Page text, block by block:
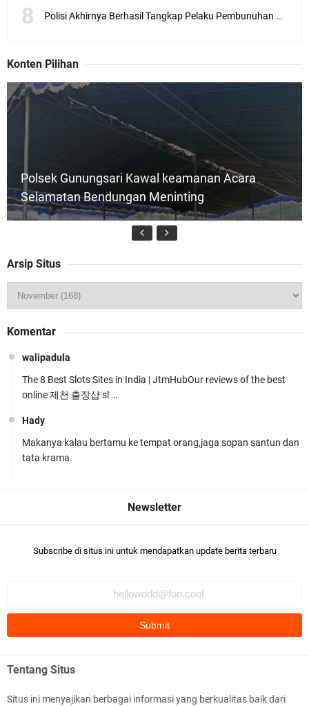
Polisi Akhirnya Berhasil Tangkap Pelaku Pembunuhan Mahasiswa Asal Sunbawa
Konten Pilihan
Polsek Gunungsari Kawal keamanan Acara
Selamatan Bendungan Meninting
Gelar Apel Pembukaan PORSENAP
LPKA Lombok Tengah Ikuti Kegiatan Donor
Jelang HUT RI ke_81 _Kunker Kapolri Polda NTB
Gelar Apel Siaga Kamtibmas Serentak
Arsip Situs
Komentar
walipadula
The 8 Best Slots Sites in India | JtmHubOur reviews of the best
online 제천 출장샵 sl …
Hady
Makanya kalau bertamu ke tempat orang,jaga sopan santun dan
tata krama.
Subscribe di situs ini untuk mendapatkan update berita terbaru
Tentang Situs
Situs ini menyajikan berbagai informasi yang berkualitas baik dari